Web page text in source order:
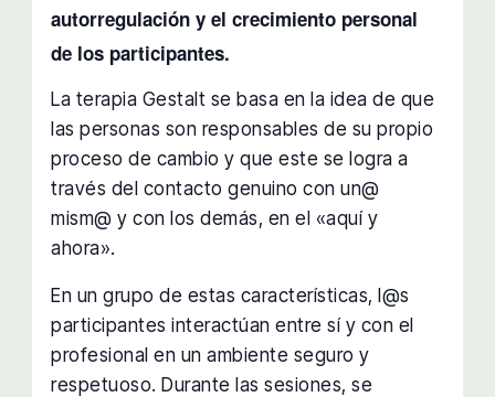
autorregulación y el crecimiento personal
de los participantes.
La terapia Gestalt se basa en la idea de que
las personas son responsables de su propio
proceso de cambio y que este se logra a
través del contacto genuino con un@
mism@ y con los demás, en el «aquí y
ahora».
En un grupo de estas características, l@s
participantes interactúan entre sí y con el
profesional en un ambiente seguro y
respetuoso. Durante las sesiones, se